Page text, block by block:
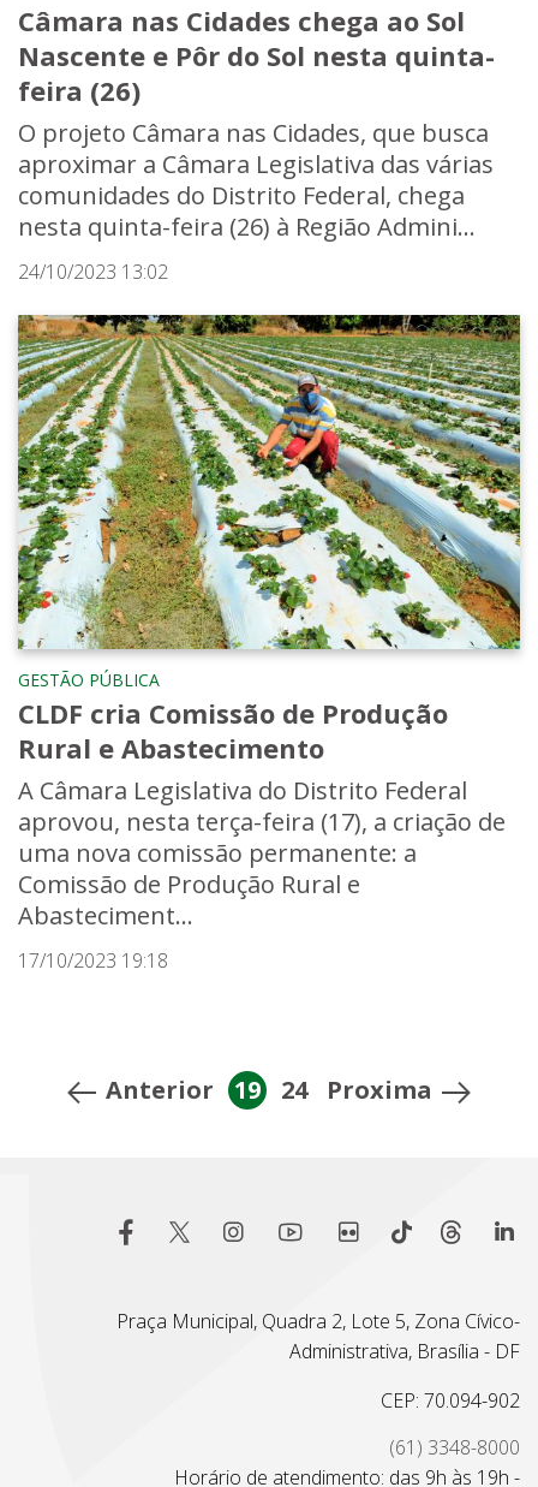
Câmara nas Cidades chega ao Sol
Nascente e Pôr do Sol nesta quinta-
feira (26)
O projeto Câmara nas Cidades, que busca
aproximar a Câmara Legislativa das várias
comunidades do Distrito Federal, chega
nesta quinta-feira (26) à Região Admini...
24/10/2023 13:02
GESTÃO PÚBLICA
CLDF cria Comissão de Produção
Rural e Abastecimento
A Câmara Legislativa do Distrito Federal
aprovou, nesta terça-feira (17), a criação de
uma nova comissão permanente: a
Comissão de Produção Rural e
Abasteciment...
17/10/2023 19:18
Anterior 19 24 Proxima
Praça Municipal, Quadra 2, Lote 5, Zona Cívico-
Administrativa, Brasília - DF
CEP: 70.094-902
(61) 3348-8000
Horário de atendimento: das 9h às 19h -